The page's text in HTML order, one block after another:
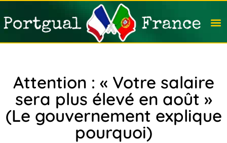
Attention : « Votre salaire
sera plus élevé en août »
(Le gouvernement explique
pourquoi)